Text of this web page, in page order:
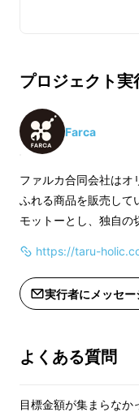
定・先行販売い
樽熟成がもたら
プロジェクト実
Farca
ファルカ合同会社はオ
ふれる商品を販売して
モットーとし、独自
https://taru-
実行者にメッセー
よくある質問
目標金額が集まらなか